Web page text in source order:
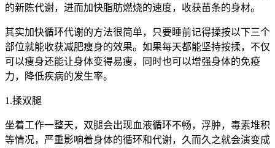
的新陈代谢，进而加快脂肪燃烧的速度，收获苗条的身材。
其实加快循环代谢的方法很简单，只要睡前记得揉按以下三个
部位就能收获减肥瘦身的效果。如果每天都能坚持按揉，不仅
可以瘦身还能让身体变得易瘦，同时也可以增强身体的免疫
力，降低疾病的发生率。
1.揉双腿
坐着工作一整天，双腿会出现血液循环不畅，浮肿，毒素堆积
等情况，严重影响着身体的循环和代谢，久而久之就会演变成